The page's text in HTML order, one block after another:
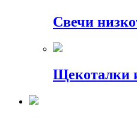
Свечи
Щекоталки